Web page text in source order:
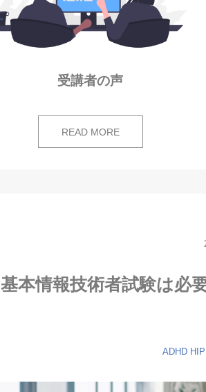
受講者の声
READ MORE
基本情報技術者試験は必
ADHD